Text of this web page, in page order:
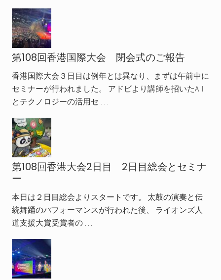
第108回香港国際大会 閉会式のご報告
香港国際大会３日目は例年とは異なり、まずは午前中に
セミナーが行われました。 アドビより講師を招いたAＩ
とテクノロジーの活用セ …
第108回香港大会2日目 2日目総会とセミナ
ー
本日は２日目総会よりスタートです。 太鼓の演奏と伝
統舞踊のパフォーマンスが行われた後、 ライオンズ人
道支援大賞受賞者の …